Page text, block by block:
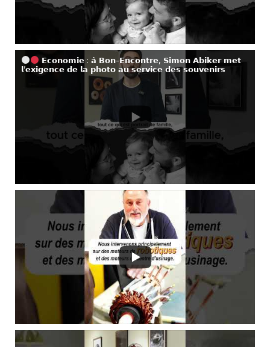
𝗘𝗰𝗼𝗻𝗼𝗺𝗶𝗲 : 𝗮̀ 𝗕𝗼𝗻-𝗘𝗻𝗰𝗼𝗻𝘁𝗿𝗲, 𝗦𝗶𝗺𝗼𝗻 𝗔𝗯𝗶𝗸𝗲𝗿 𝗺𝗲𝘁
𝗹’𝗲𝘅𝗶𝗴𝗲𝗻𝗰𝗲 𝗱𝗲 𝗹𝗮 𝗽𝗵𝗼𝘁𝗼 𝗮𝘂 𝘀𝗲𝗿𝘃𝗶𝗰𝗲 𝗱𝗲𝘀 𝘀𝗼𝘂𝘃𝗲𝗻𝗶𝗿𝘀